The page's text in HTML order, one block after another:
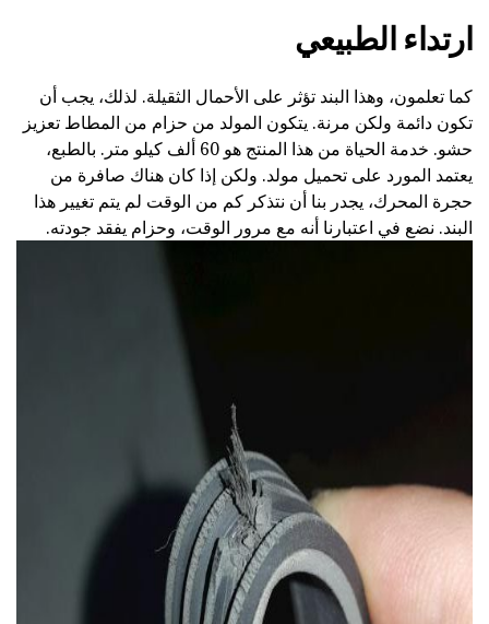
ارتداء الطبيعي
كما تعلمون، وهذا البند تؤثر على الأحمال الثقيلة. لذلك، يجب أن
تكون دائمة ولكن مرنة. يتكون المولد من حزام من المطاط تعزيز
حشو. خدمة الحياة من هذا المنتج هو 60 ألف كيلو متر. بالطبع،
يعتمد المورد على تحميل مولد. ولكن إذا كان هناك صافرة من
حجرة المحرك، يجدر بنا أن نتذكر كم من الوقت لم يتم تغيير هذا
البند. نضع في اعتبارنا أنه مع مرور الوقت، وحزام يفقد جودته.